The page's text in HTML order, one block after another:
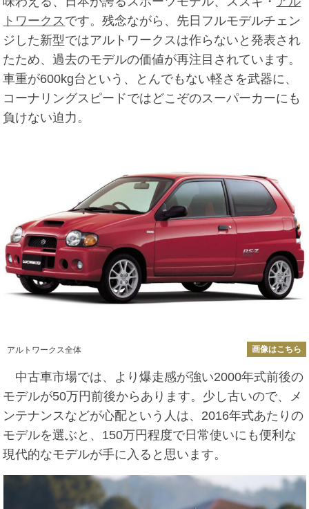
トワークスです。残念ながら、先日フルモデルチェン
ジした新型ではアルトワークスは作らないと発表され
たため、過去のモデルの価値が再注目されています。
車重が600kg台という、とんでもない軽さを武器に、
コーナリングスピードではどこぞのスーパーカーにも
負けない迫力。
アルトワークス全体 画像はこちら
中古車市場では、より爆走感が強い2000年式前後の
モデルが50万円前後からあります。少し古いので、メ
ンテナンスなどが心配という人は、2016年式あたりの
モデルを選ぶと、150万円程度で日常使いにも便利な
現代的なモデルが手に入ると思います。